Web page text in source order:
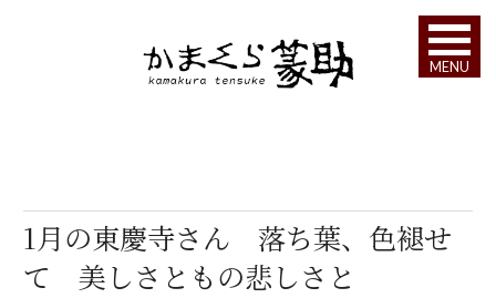
MENU
1月の東慶寺さん 落ち葉、色褪せ
て 美しさともの悲しさと